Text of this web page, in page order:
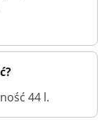
44 l.